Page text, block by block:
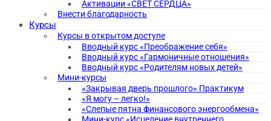
Активации «СВЕТ СЕРДЦА»
Внести благодарность
Курсы
Курсы в открытом доступе
Вводный курс «Преображение себя»
Вводный курс «Гармоничные отношения»
Вводный курс «Родителям новых детей»
Мини-курсы
«Закрывая дверь прошлого» Практикум
«Я могу – легко!»
«Слепые пятна финансового энергообмена»